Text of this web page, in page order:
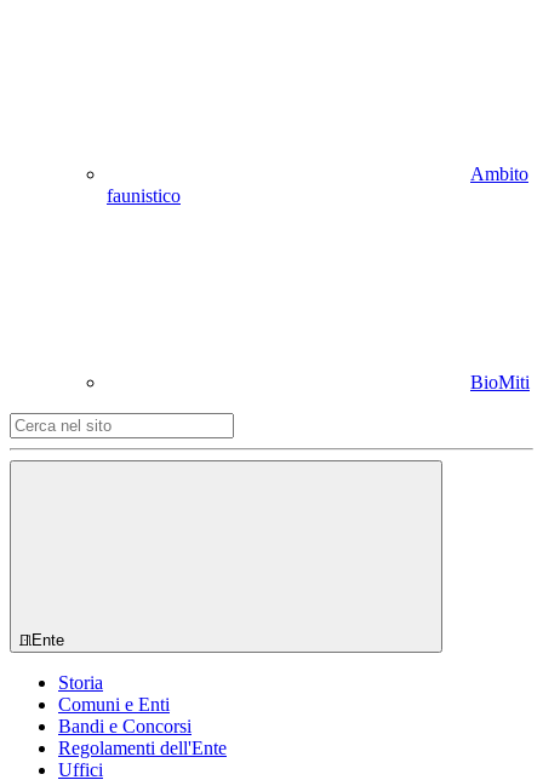
Ambito
faunistico
BioMiti
Ente
Storia
Comuni e Enti
Bandi e Concorsi
Regolamenti dell'Ente
Uffici